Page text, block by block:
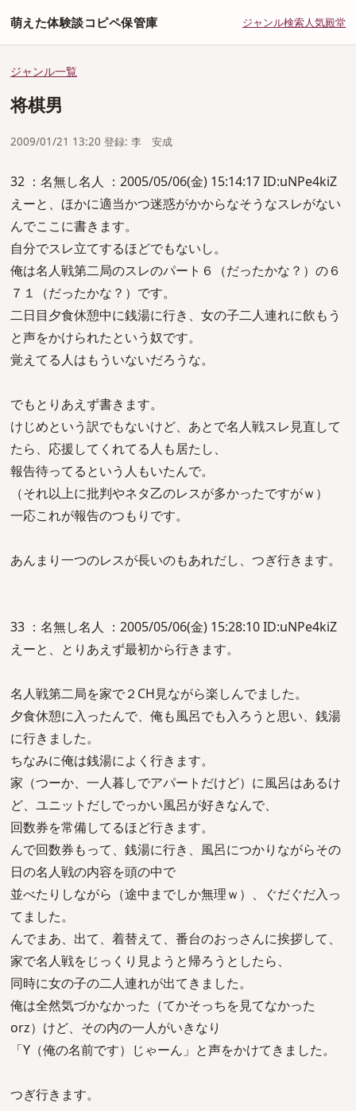
萌えた体験談コピペ保管庫 ジャンル検索人気殿堂
ジャンル一覧
将棋男
2009/01/21 13:20 登録: 李 安成
32 ：名無し名人 ：2005/05/06(金) 15:14:17 ID:uNPe4kiZ
えーと、ほかに適当かつ迷惑がかからなそうなスレがない
んでここに書きます。
自分でスレ立てするほどでもないし。
俺は名人戦第二局のスレのパート６（だったかな？）の６
７１（だったかな？）です。
二日目夕食休憩中に銭湯に行き、女の子二人連れに飲もう
と声をかけられたという奴です。
覚えてる人はもういないだろうな。
でもとりあえず書きます。
けじめという訳でもないけど、あとで名人戦スレ見直して
たら、応援してくれてる人も居たし、
報告待ってるという人もいたんで。
（それ以上に批判やネタ乙のレスが多かったですがｗ）
一応これが報告のつもりです。
あんまり一つのレスが長いのもあれだし、つぎ行きます。
33 ：名無し名人 ：2005/05/06(金) 15:28:10 ID:uNPe4kiZ
えーと、とりあえず最初から行きます。
名人戦第二局を家で２CH見ながら楽しんでました。
夕食休憩に入ったんで、俺も風呂でも入ろうと思い、銭湯
に行きました。
ちなみに俺は銭湯によく行きます。
家（つーか、一人暮しでアパートだけど）に風呂はあるけ
ど、ユニットだしでっかい風呂が好きなんで、
回数券を常備してるほど行きます。
んで回数券もって、銭湯に行き、風呂につかりながらその
日の名人戦の内容を頭の中で
並べたりしながら（途中までしか無理ｗ）、ぐだぐだ入っ
てました。
んでまあ、出て、着替えて、番台のおっさんに挨拶して、
家で名人戦をじっくり見ようと帰ろうとしたら、
同時に女の子の二人連れが出てきました。
俺は全然気づかなかった（てかそっちを見てなかった
orz）けど、その内の一人がいきなり
「Y（俺の名前です）じゃーん」と声をかけてきました。
つぎ行きます。